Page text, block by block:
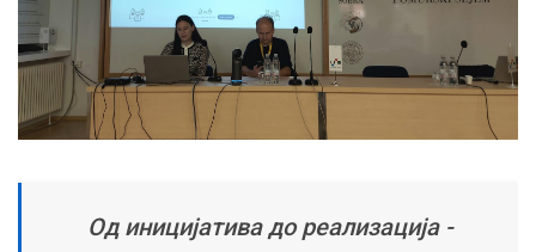
Од иницијатива до реализација -